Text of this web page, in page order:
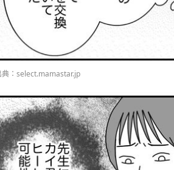
典：select.mamastar.jp